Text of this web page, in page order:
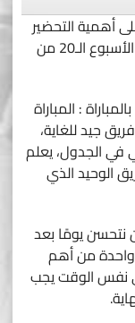
أهمية التحضير
للمواجهة المقبلة أمام فريق الدحيل ضمن الأسبوع الـ20 من
: المباراة
جيد للغاية،
في الجدول، يعلم
الوحيد الذي
نتحسن يومًا بعد
واحدة من أهم
نفس الوقت يجب